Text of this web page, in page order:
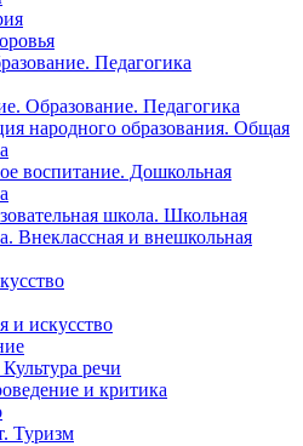
Педагогика
Образование. Педагогика
народного образования. Общая
воспитание. Дошкольная
школа. Школьная
Внеклассная и внешкольная
и искусство
речи
и критика
Туризм